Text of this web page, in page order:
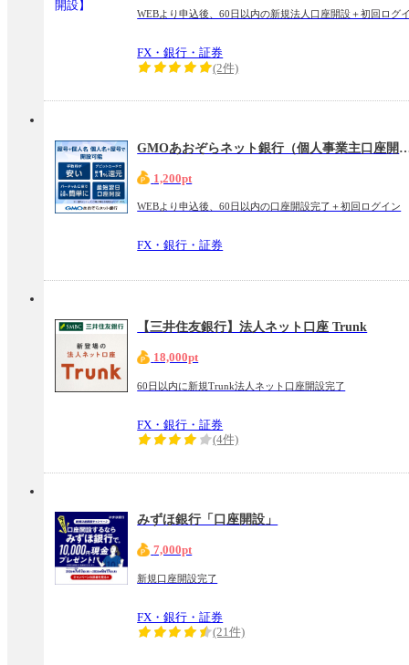
WEBより申込後、60日以内の新規法人口座開設＋初回ログ
FX・銀行・証券
(2件)
GMOあおぞらネット銀行（
1,200pt
WEBより申込後、60日以内の口座開設完了＋初回ログイン
FX・銀行・証券
【三井住友銀行】法人ネット口座 Trunk
18,000pt
60日以内に新規Trunk法人ネット口座開設完了
FX・銀行・証券
(4件)
みずほ銀行「口座開設」
7,000pt
新規口座開設完了
FX・銀行・証券
(21件)